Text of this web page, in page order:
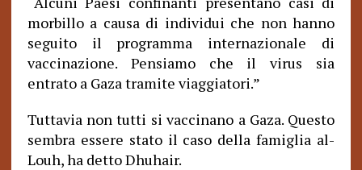
morbillo a causa di individui che non hanno
seguito il programma internazionale di
vaccinazione. Pensiamo che il virus sia
entrato a Gaza tramite viaggiatori.”
Tuttavia non tutti si vaccinano a Gaza. Questo
sembra essere stato il caso della famiglia al-
Louh, ha detto Dhuhair.